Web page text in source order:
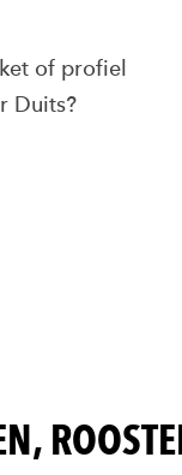
of profiel
Duits?